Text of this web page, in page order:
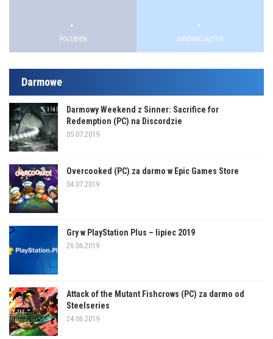
.
POLUBIEŃ
.
OBSERWUJĄCYCH
Darmowe
Darmowy Weekend z Sinner: Sacrifice for
Redemption (PC) na Discordzie
05.07.2019
Overcooked (PC) za darmo w Epic Games Store
04.07.2019
Gry w PlayStation Plus – lipiec 2019
26.06.2019
Attack of the Mutant Fishcrows (PC) za darmo od
Steelseries
24.06.2019